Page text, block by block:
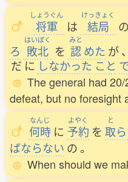
しょうぐん
将軍 は
けっきょく
結局 の
ろ
はいぼく
敗北 を
みと
認めた が、
だ に しなかった こと
The general had
defeat, but no foresight
なんじ
何時 に
よやく
予約 を
と
取
ばならない の。
When should we